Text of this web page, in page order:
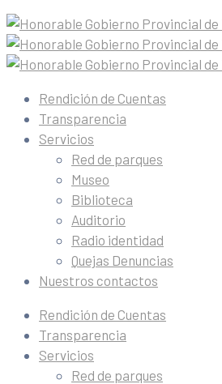
Rendición de Cuentas
Transparencia
Servicios
Red de parques
Museo
Biblioteca
Auditorio
Radio identidad
Quejas Denuncias
Nuestros contactos
Rendición de Cuentas
Transparencia
Servicios
Red de parques